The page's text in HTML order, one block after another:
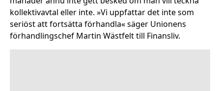
kollektivavtal eller inte. »Vi uppfattar det inte som
seriöst att fortsätta förhandla« säger Unionens
förhandlingschef Martin Wästfelt till Finansliv.